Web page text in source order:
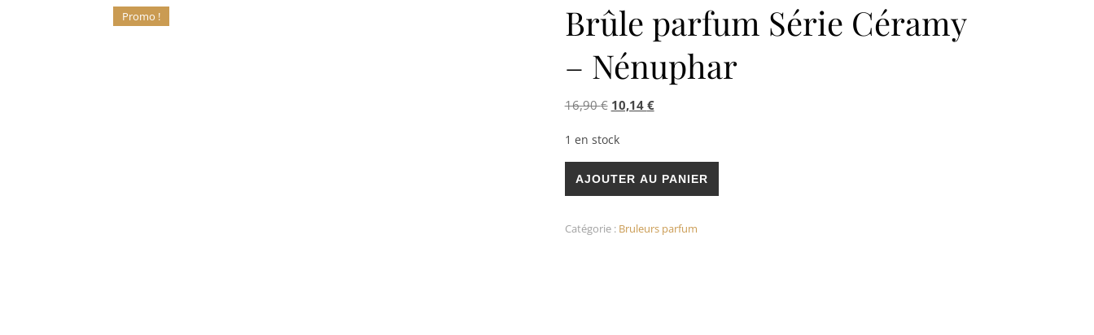
Promo !
Brûle parfum Série Céramy
– Nénuphar
16,90€ Le prix initial était : 16,90 €.
10,14 €Le prix actuel est : 10,14 €.
1 en stock
quantité de Brûle parfum Série Céramy – Nénuphar
AJOUTER AU PANIER
Catégorie : Bruleurs parfum